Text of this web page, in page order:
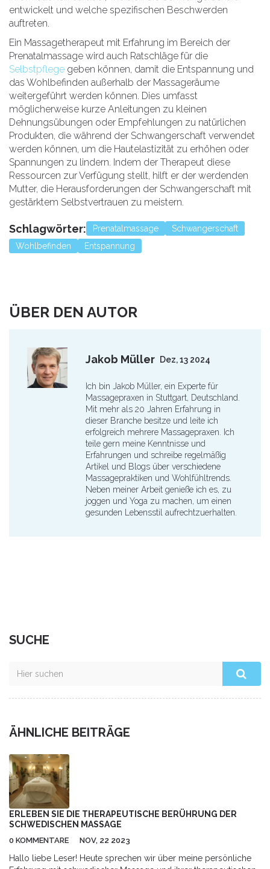
entwickelt und welche spezifischen Beschwerden
auftreten.
Ein Massagetherapeut mit Erfahrung im Bereich der
Prenatalmassage wird auch Ratschläge für die
Selbstpflege geben können, damit die Entspannung und
das Wohlbefinden außerhalb der Massageräume
weitergeführt werden können. Dies umfasst
möglicherweise kurze Anleitungen zu kleinen
Dehnungsübungen oder Empfehlungen zu natürlichen
Produkten, die während der Schwangerschaft verwendet
werden können, um die Hautelastizität zu erhöhen oder
Spannungen zu lindern. Indem der Therapeut diese
Ressourcen zur Verfügung stellt, hilft er der werdenden
Mutter, die Herausforderungen der Schwangerschaft mit
gestärktem Selbstvertrauen zu meistern.
Schlagwörter: Prenatalmassage
Schwangerschaft
Wohlbefinden
Entspannung
ÜBER DEN AUTOR
Jakob Müller Dez, 13 2024
Ich bin Jakob Müller, ein Experte für
Massagepraxen in Stuttgart, Deutschland.
Mit mehr als 20 Jahren Erfahrung in
dieser Branche besitze und leite ich
erfolgreich mehrere Massagepraxen. Ich
teile gern meine Kenntnisse und
Erfahrungen und schreibe regelmäßig
Artikel und Blogs über verschiedene
Massagepraktiken und Wohlfühltrends.
Neben meiner Arbeit genieße ich es, zu
joggen und Yoga zu machen, um einen
gesunden Lebensstil aufrechtzuerhalten.
SUCHE
ÄHNLICHE BEITRÄGE
ERLEBEN SIE DIE THERAPEUTISCHE BERÜHRUNG DER
SCHWEDISCHEN MASSAGE
0 KOMMENTARE NOV, 22 2023
Hallo liebe Leser! Heute sprechen wir über meine persönliche